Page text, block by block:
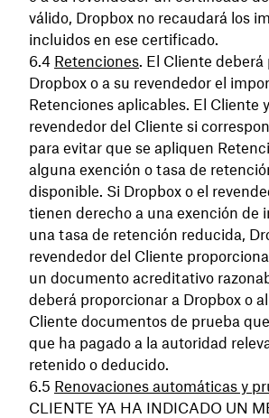
válido, Dropbox no recaudará los
incluidos en ese certificado.
Retenciones. El Cliente deberá
Dropbox o a su revendedor el
Retenciones aplicables. El Cliente
revendedor del Cliente si
para evitar que se apliquen
alguna exención o tasa de
disponible. Si Dropbox o el
tienen derecho a una exención de
una tasa de retención reducida,
revendedor del Cliente
un documento acreditativo
deberá proporcionar a Dropbox o
Cliente documentos de prueba
que ha pagado a la autoridad
retenido o deducido.
Renovaciones automáticas y
CLIENTE YA HA INDICADO UN